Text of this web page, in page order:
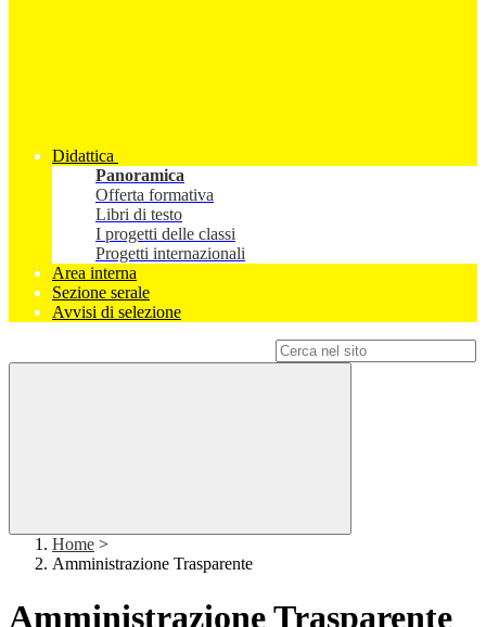
Didattica
Panoramica
Offerta formativa
Libri di testo
I progetti delle classi
Progetti internazionali
Area interna
Sezione serale
Avvisi di selezione
Home >
Amministrazione Trasparente
Amministrazione Trasparente